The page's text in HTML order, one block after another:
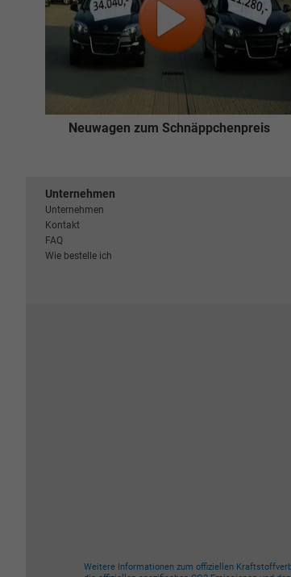
Neuwagen zum Schnäppchenpreis
Unternehmen
Unternehmen
Kontakt
FAQ
Wie bestelle ich
Weitere Informationen zum offiziellen